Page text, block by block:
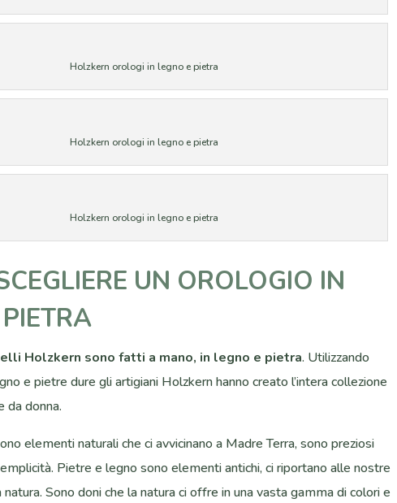
Holzkern orologi in legno e pietra
Holzkern orologi in legno e pietra
Holzkern orologi in legno e pietra
UN OROLOGIO IN
Holzkern sono fatti a mano, in legno e pietra. Utilizzando
e pietre dure gli artigiani Holzkern hanno creato l’intera collezione
da donna.
elementi naturali che ci avvicinano a Madre Terra, sono preziosi
Pietre e legno sono elementi antichi, ci riportano alle nostre
Sono doni che la natura ci offre in una vasta gamma di colori e